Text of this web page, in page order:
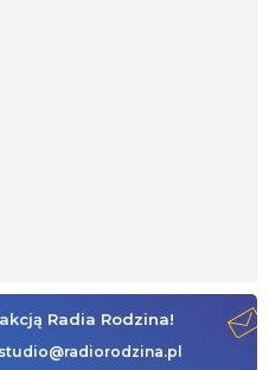
Radia Rodzina!
studio@radiorodzina.pl